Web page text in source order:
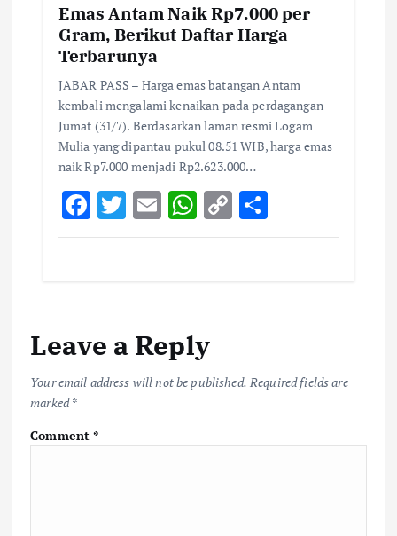
Emas Antam Naik Rp7.000 per
Gram, Berikut Daftar Harga
Terbarunya
JABAR PASS – Harga emas batangan Antam
kembali mengalami kenaikan pada perdagangan
Jumat (31/7). Berdasarkan laman resmi Logam
Mulia yang dipantau pukul 08.51 WIB, harga emas
naik Rp7.000 menjadi Rp2.623.000…
F
ac
o
k
T
w
E
m
W
h
p
p
C
o
k
S
h
Leave a Reply
Your email address will not be published. Required fields are
marked*
Comment*